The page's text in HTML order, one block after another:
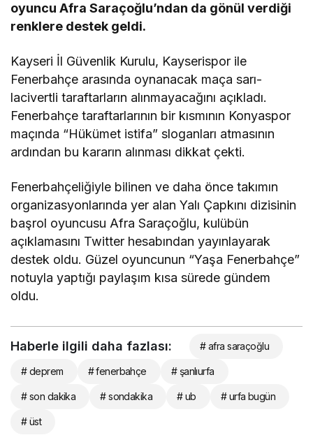
oyuncu Afra Saraçoğlu’ndan da gönül verdiği
renklere destek geldi.
Kayseri İl Güvenlik Kurulu, Kayserispor ile
Fenerbahçe arasında oynanacak maça sarı-
lacivertli taraftarların alınmayacağını açıkladı.
Fenerbahçe taraftarlarının bir kısmının Konyaspor
maçında “Hükümet istifa” sloganları atmasının
ardından bu kararın alınması dikkat çekti.
Fenerbahçeliğiyle bilinen ve daha önce takımın
organizasyonlarında yer alan Yalı Çapkını dizisinin
başrol oyuncusu Afra Saraçoğlu, kulübün
açıklamasını Twitter hesabından yayınlayarak
destek oldu. Güzel oyuncunun “Yaşa Fenerbahçe”
notuyla yaptığı paylaşım kısa sürede gündem
oldu.
Haberle ilgili daha fazlası: # afra saraçoğlu
# deprem # fenerbahçe # şanlıurfa
# son dakika # sondakika # ub # urfa bugün
# üst